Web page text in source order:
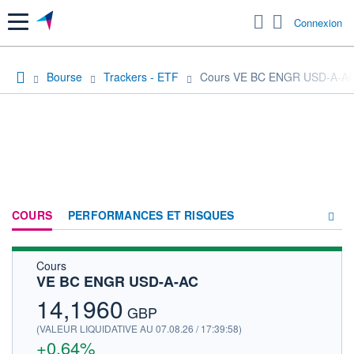
Menu Connexion
Bourse Trackers - ETF Cours VE BC ENGR USD-A-
COURS PERFORMANCES ET RISQUES
FORUM
Cours
VE BC ENGR USD-A-AC
14,1960 GBP
(VALEUR LIQUIDATIVE AU 07.08.26 / 17:39:58)
+0,64%